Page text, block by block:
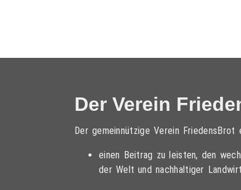
Der Verein
Der gemeinnützige Verein
einen Beitrag zu leisten, den
der Welt und nachhaltiger